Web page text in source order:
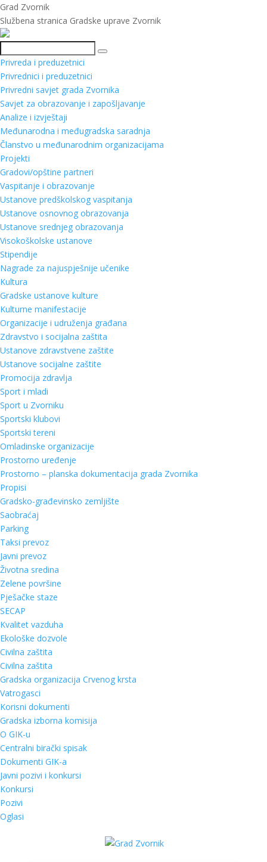
Grad Zvornik
Službena stranica Gradske uprave Zvornik
Pretraga
Privreda i preduzetnici
Privrednici i preduzetnici
Privredni savjet grada Zvornika
Savjet za obrazovanje i zapošljavanje
Analize i izvještaji
Međunarodna i međugradska saradnja
Članstvo u međunarodnim organizacijama
Projekti
Gradovi/opštine partneri
Vaspitanje i obrazovanje
Ustanove predškolskog vaspitanja
Ustanove osnovnog obrazovanja
Ustanove srednjeg obrazovanja
Visokoškolske ustanove
Stipendije
Nagrade za najuspješnije učenike
Kultura
Gradske ustanove kulture
Kulturne manifestacije
Organizacije i udruženja građana
Zdravstvo i socijalna zaštita
Ustanove zdravstvene zaštite
Ustanove socijalne zaštite
Promocija zdravlja
Sport i mladi
Sport u Zvorniku
Sportski klubovi
Sportski tereni
Omladinske organizacije
Prostorno uređenje
Prostorno – planska dokumentacija grada Zvornika
Propisi
Gradsko-građevinsko zemljište
Saobraćaj
Parking
Taksi prevoz
Javni prevoz
Životna sredina
Zelene površine
Pješačke staze
SECAP
Kvalitet vazduha
Ekološke dozvole
Civilna zaštita
Civilna zaštita
Gradska organizacija Crvenog krsta
Vatrogasci
Korisni dokumenti
Gradska izborna komisija
O GIK-u
Centralni birački spisak
Dokumenti GIK-a
Javni pozivi i konkursi
Konkursi
Pozivi
Oglasi